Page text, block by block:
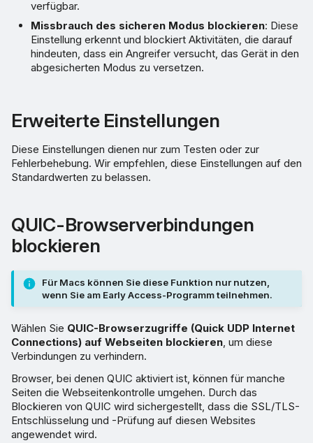
verfügbar.
Missbrauch des sicheren Modus blockieren: Diese
Einstellung erkennt und blockiert Aktivitäten, die darauf
hindeuten, dass ein Angreifer versucht, das Gerät in den
abgesicherten Modus zu versetzen.
Erweiterte Einstellungen
Diese Einstellungen dienen nur zum Testen oder zur
Fehlerbehebung. Wir empfehlen, diese Einstellungen auf den
Standardwerten zu belassen.
QUIC-Browserverbindungen
blockieren
Für Macs können Sie diese Funktion nur nutzen,
wenn Sie am Early Access-Programm teilnehmen.
Wählen Sie QUIC-Browserzugriffe (Quick UDP Internet
Connections) auf Webseiten blockieren, um diese
Verbindungen zu verhindern.
Browser, bei denen QUIC aktiviert ist, können für manche
Seiten die Webseitenkontrolle umgehen. Durch das
Blockieren von QUIC wird sichergestellt, dass die SSL/TLS-
Entschlüsselung und -Prüfung auf diesen Websites
angewendet wird.